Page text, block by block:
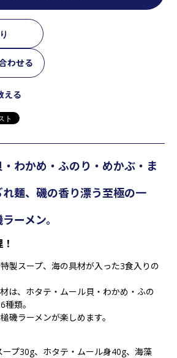
わせる
える
わかめ・ふのり・めかぶ・ま
麺、磯の香り漂う至極の一
ーメン。
製スープ、海の具材が入った3食入りの
は、ホタテ・ムール貝・わかめ・ふの
類。
磯ラーメンが楽しめます。
ープ30g、ホタテ・ムール身40g、海藻